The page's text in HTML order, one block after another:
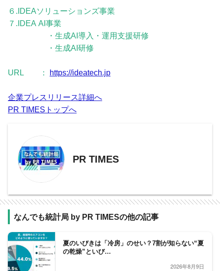
６.IDEAソリューションズ事業
７.IDEA AI事業
・生成AI導入・運用支援研修
・生成AI研修
URL ： https://ideatech.jp
企業プレスリリース詳細へ
PR TIMESトップへ
PR TIMES
なんでも統計局 by PR TIMESの他の記事
夏のいびきは「冷房」のせい？7割が知らない“夏
の乾燥”といび…
2026年8月9日